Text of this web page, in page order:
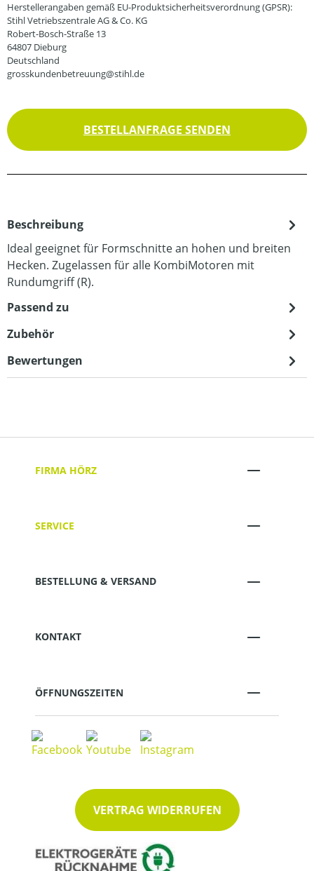
Herstellerangaben gemäß EU-Produktsicherheitsverordnung (GPSR):
Stihl Vetriebszentrale AG & Co. KG
Robert-Bosch-Straße 13
64807 Dieburg
Deutschland
grosskundenbetreuung@stihl.de
BESTELLANFRAGE SENDEN
Beschreibung
Ideal geeignet für Formschnitte an hohen und breiten
Hecken. Zugelassen für alle KombiMotoren mit
Rundumgriff (R).
Passend zu
Zubehör
Bewertungen
FIRMA HÖRZ
SERVICE
BESTELLUNG & VERSAND
KONTAKT
ÖFFNUNGSZEITEN
VERTRAG WIDERRUFEN